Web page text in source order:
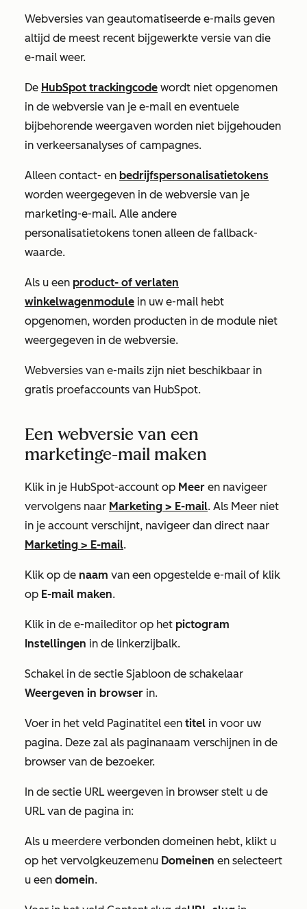
Webversies van geautomatiseerde e-mails geven
altijd de meest recent bijgewerkte versie van die
e-mail weer.
De HubSpot trackingcode wordt niet opgenomen
in de webversie van je e-mail en eventuele
bijbehorende weergaven worden niet bijgehouden
in verkeersanalyses of campagnes.
Alleen contact- en bedrijfspersonalisatietokens
worden weergegeven in de webversie van je
marketing-e-mail. Alle andere
personalisatietokens tonen alleen de fallback-
waarde.
Als u een product- of verlaten
winkelwagenmodule in uw e-mail hebt
opgenomen, worden producten in de module niet
weergegeven in de webversie.
Webversies van e-mails zijn niet beschikbaar in
gratis proefaccounts van HubSpot.
Een webversie van een
marketinge-mail maken
Klik in je HubSpot-account op Meer en navigeer
vervolgens naar Marketing > E-mail. Als Meer niet
in je account verschijnt, navigeer dan direct naar
Marketing > E-mail.
Klik op de naam van een opgestelde e-mail of klik
op E-mail maken.
Klik in de e-maileditor op het pictogram
Instellingen in de linkerzijbalk.
Schakel in de sectie Sjabloon de schakelaar
Weergeven in browser in.
Voer in het veld Paginatitel een titel in voor uw
pagina. Deze zal als paginanaam verschijnen in de
browser van de bezoeker.
In de sectie URL weergeven in browser stelt u de
URL van de pagina in:
Als u meerdere verbonden domeinen hebt, klikt u
op het vervolgkeuzemenu Domeinen en selecteert
u een domein.